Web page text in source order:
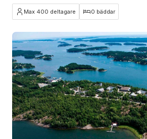
Max 400 deltagare 0 bäddar